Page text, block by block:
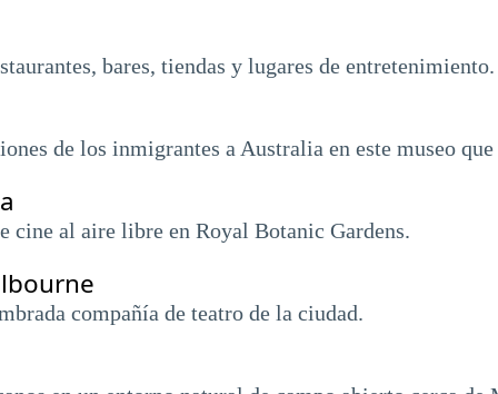
bares, tiendas y lugares de entretenimiento.
de los inmigrantes a Australia en este museo
cine al aire libre en Royal Botanic Gardens.
compañía de teatro de la ciudad.